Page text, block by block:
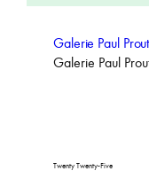
Galerie Paul
Galerie Paul
Twenty Twenty-Five